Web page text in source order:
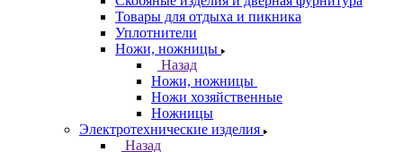
Товары для отдыха и пикника
Уплотнители
Ножи, ножницы
Назад
Ножи, ножницы
Ножи хозяйственные
Ножницы
Электротехнические изделия
Назад